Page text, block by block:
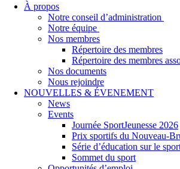
À propos
Notre conseil d’administration
Notre équipe
Nos membres
Répertoire des membres
Répertoire des membres
Nos documents
Nous rejoindre
NOUVELLES & ÉVENEMENT
News
Events
Journée SportJeunesse 2026
Prix sportifs du Nouveau-
Série d’éducation sur le
Sommet du sport